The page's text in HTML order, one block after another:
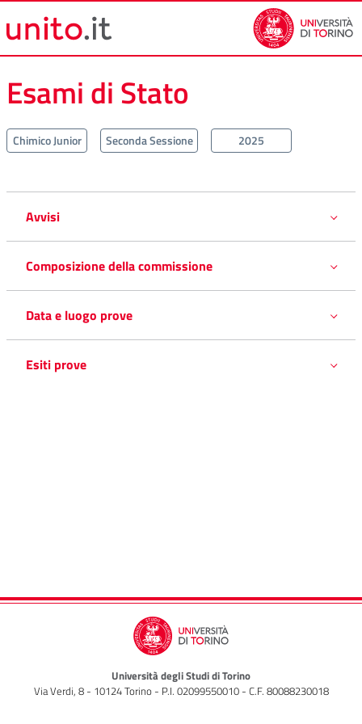
Esami di Stato
Chimico Junior Seconda Sessione 2025
Avvisi
Composizione della commissione
Data e luogo prove
Esiti prove
Università degli Studi di Torino
Via Verdi, 8 - 10124 Torino - P.I. 02099550010 - C.F. 80088230018